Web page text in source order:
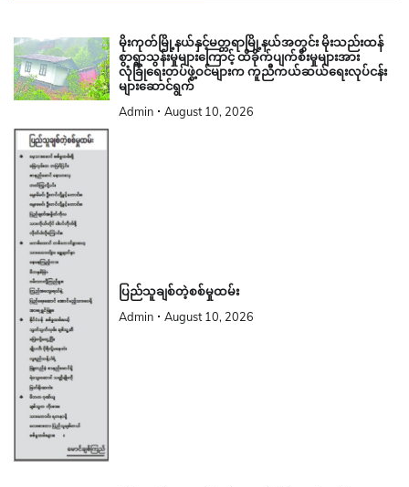
မိုးကုတ်မြို့နယ်နှင့်မတ္တရာမြို့နယ်အတွင်း မိုးသည်းထန်
စွာရွာသွန်းမှုများကြောင့် ထိခိုက်ပျက်စီးမှုများအား
လုံခြုံရေးတပ်ဖွဲ့ဝင်များက ကူညီကယ်ဆယ်ရေးလုပ်ငန်း
များဆောင်ရွက်
Admin August 10, 2026
ပြည်သူချစ်တဲ့စစ်မှုထမ်း
Admin August 10, 2026